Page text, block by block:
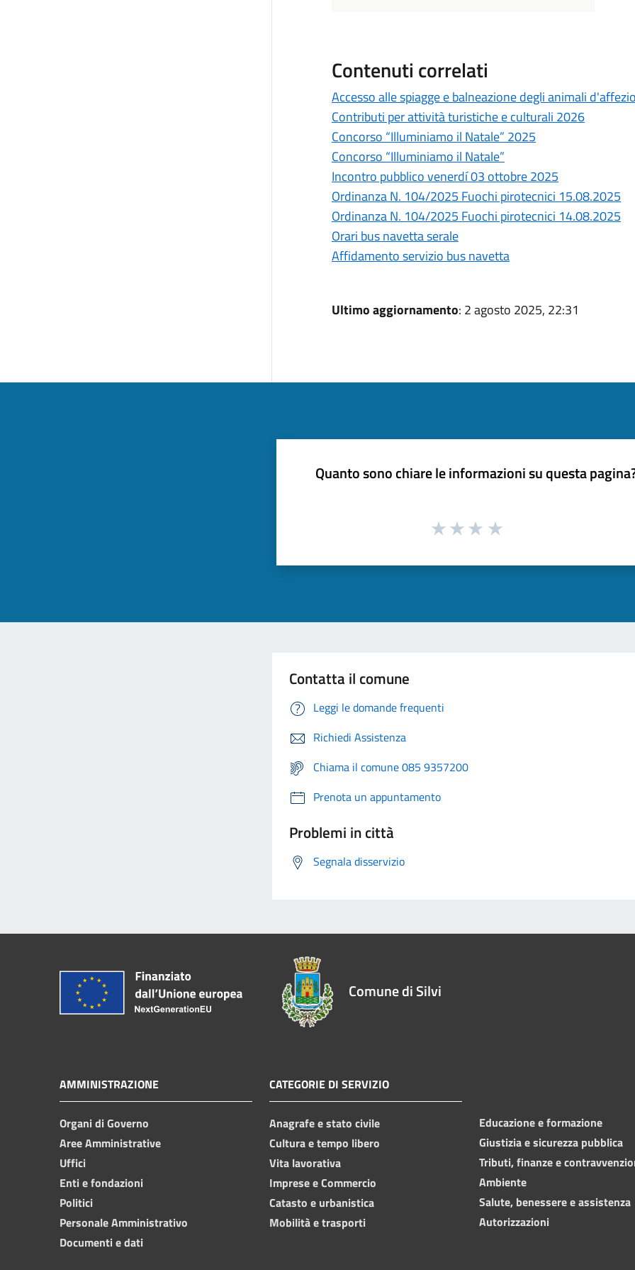
Contenuti correlati
Accesso alle spiagge e balneazione degli animali
Contributi per attività turistiche e culturali 2026
Concorso “Illuminiamo il Natale” 2025
Concorso “Illuminiamo il Natale”
Incontro pubblico venerdí 03 ottobre 2025
Ordinanza N. 104/2025 Fuochi pirotecnici 15.08.2025
Ordinanza N. 104/2025 Fuochi pirotecnici 14.08.2025
Orari bus navetta serale
Affidamento servizio bus navetta
Ultimo aggiornamento: 2 agosto 2025, 22:31
Quanto sono chiare le informazioni su questa
Contatta il comune
Leggi le domande frequenti
Richiedi Assistenza
Chiama il comune 085 9357200
Prenota un appuntamento
Problemi in città
Segnala disservizio
Comune di Silvi
AMMINISTRAZIONE
Organi di Governo
Aree Amministrative
Uffici
Enti e fondazioni
Politici
Personale Amministrativo
Documenti e dati
CATEGORIE DI SERVIZIO
Anagrafe e stato civile
Cultura e tempo libero
Vita lavorativa
Imprese e Commercio
Catasto e urbanistica
Mobilità e trasporti
Educazione e formazione
Giustizia e sicurezza pubblica
Tributi, finanze e
Ambiente
Salute, benessere e assistenza
Autorizzazioni